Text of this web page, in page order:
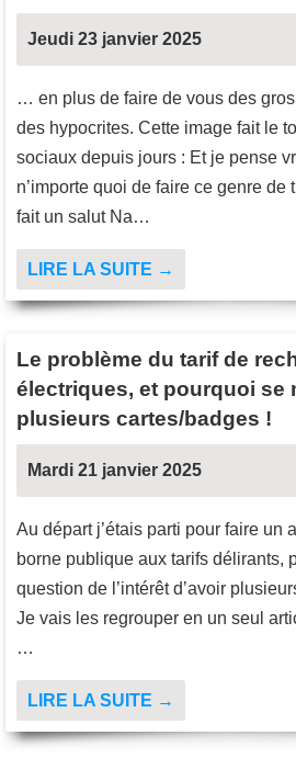
Jeudi 23 janvier 2025
… en plus de faire de vous des
des hypocrites. Cette image fait le
sociaux depuis jours : Et je pense
n’importe quoi de faire ce genre de
fait un salut Na…
LIRE LA SUITE →
Le problème du tarif de
électriques, et pourquoi se
plusieurs cartes/badges !
Mardi 21 janvier 2025
Au départ j’étais parti pour faire un
borne publique aux tarifs délirants,
question de l’intérêt d’avoir
Je vais les regrouper en un seul
…
LIRE LA SUITE →